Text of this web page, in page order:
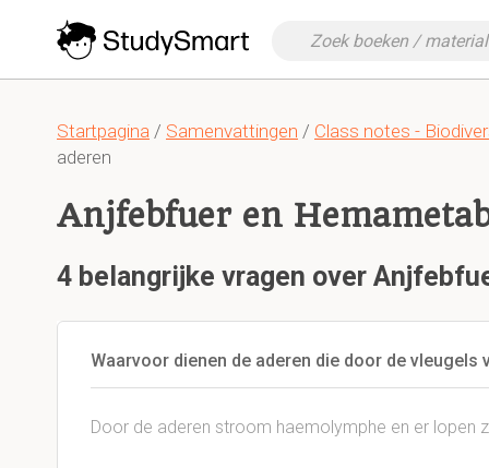
Startpagina / Samenvattingen / Class notes -
aderen
Anjfebfuer en
4 belangrijke vragen over
Waarvoor dienen de aderen die door de vleugels
Door de aderen stroom haemolymphe en er lopen